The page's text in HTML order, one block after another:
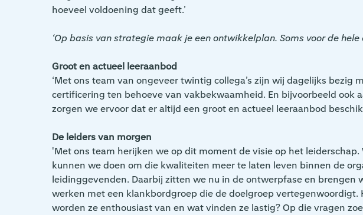
hoeveel voldoening dat geeft.’
‘Op basis van strategie maak je een ontwikkelplan. Soms voor de
Groot en actueel leeraanbod
‘Met ons team van ongeveer twintig collega’s zijn wij dagelijks
certificering ten behoeve van vakbekwaamheid. En bijvoorbeeld ook
zorgen we ervoor dat er altijd een groot en actueel leeraanbod
De leiders van morgen
'Met ons team herijken we op dit moment de visie op het
kunnen we doen om die kwaliteiten meer te laten leven binnen de
leidinggevenden. Daarbij zitten we nu in de ontwerpfase en
werken met een klankbordgroep die de doelgroep
worden ze enthousiast van en wat vinden ze lastig? Op die vragen